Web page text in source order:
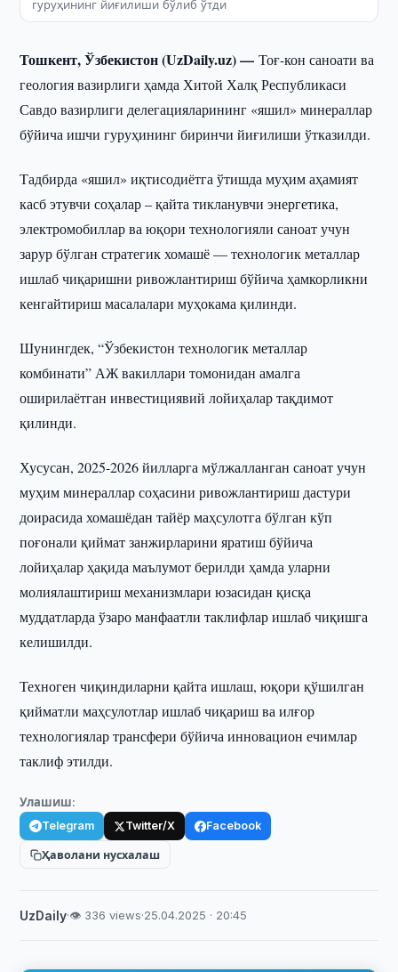
гуруҳининг йиғилиши бўлиб ўтди
Тошкент, Ўзбекистон (UzDaily.uz) —Тоғ-кон саноати ва
геология вазирлиги ҳамда Хитой Халқ Республикаси
Савдо вазирлиги делегацияларининг «яшил» минераллар
бўйича ишчи гуруҳининг биринчи йиғилиши ўтказилди.
Тадбирда «яшил» иқтисодиётга ўтишда муҳим аҳамият
касб этувчи соҳалар – қайта тикланувчи энергетика,
электромобиллар ва юқори технологияли саноат учун
зарур бўлган стратегик хомашё — технологик металлар
ишлаб чиқаришни ривожлантириш бўйича ҳамкорликни
кенгайтириш масалалари муҳокама қилинди.
Шунингдек, “Ўзбекистон технологик металлар
комбинати” АЖ вакиллари томонидан амалга
оширилаётган инвестициявий лойиҳалар тақдимот
қилинди.
Хусусан, 2025-2026 йилларга мўлжалланган саноат учун
муҳим минераллар соҳасини ривожлантириш дастури
доирасида хомашёдан тайёр маҳсулотга бўлган кўп
поғонали қиймат занжирларини яратиш бўйича
лойиҳалар ҳақида маълумот берилди ҳамда уларни
молиялаштириш механизмлари юзасидан қисқа
муддатларда ўзаро манфаатли таклифлар ишлаб чиқишга
келишилди.
Техноген чиқиндиларни қайта ишлаш, юқори қўшилган
қийматли маҳсулотлар ишлаб чиқариш ва илғор
технологиялар трансфери бўйича инновацион ечимлар
таклиф этилди.
Улашиш:
Telegram Twitter/X Facebook
Ҳаволани нусхалаш
UzDaily·👁 336 views·25.04.2025 · 20:45